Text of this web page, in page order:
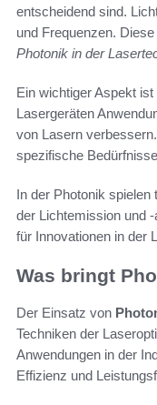
entscheidend sind.
und Frequenzen.
Photonik in der
Ein wichtiger Aspekt
Lasergeräten
von Lasern
spezifische
In der Photonik
der Lichtemission und
für Innovationen in der
Was bringt
Der Einsatz von
Techniken der
Anwendungen in der
Effizienz und